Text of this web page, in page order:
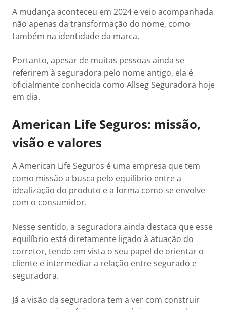
A mudança aconteceu em 2024 e veio acompanhada
não apenas da transformação do nome, como
também na identidade da marca.
Portanto, apesar de muitas pessoas ainda se
referirem à seguradora pelo nome antigo, ela é
oficialmente conhecida como Allseg Seguradora hoje
em dia.
American Life Seguros: missão,
visão e valores
A American Life Seguros é uma empresa que tem
como missão a busca pelo equilíbrio entre a
idealização do produto e a forma como se envolve
com o consumidor.
Nesse sentido, a seguradora ainda destaca que esse
equilíbrio está diretamente ligado à atuação do
corretor, tendo em vista o seu papel de orientar o
cliente e intermediar a relação entre segurado e
seguradora.
Já a visão da seguradora tem a ver com construir